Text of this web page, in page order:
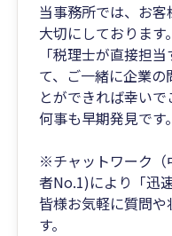
当事務所では、お
大切にしております。
「税理士が直接担
て、ご一緒に企業
とができれば幸いで
何事も早期発見です
※チャットワーク（
者No.1)により「迅
皆様お気軽に質問
す。